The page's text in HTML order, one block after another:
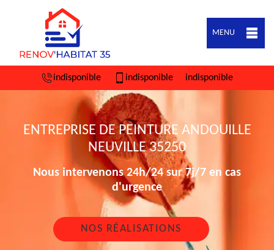
MENU
indisponible indisponible indisponible
ENTREPRISE DE PEINTURE ANDOUILLE
NEUVILLE 35250
Nous intervenons 24h/24 sur 7j/7 en cas
d'urgence
NOS RÉALISATIONS